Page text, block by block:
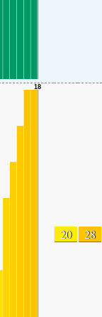
20 28